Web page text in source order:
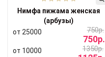
Нимфа пижама женская
(арбузы)
от 25000
750р.
750р.
от 10000 1350р.